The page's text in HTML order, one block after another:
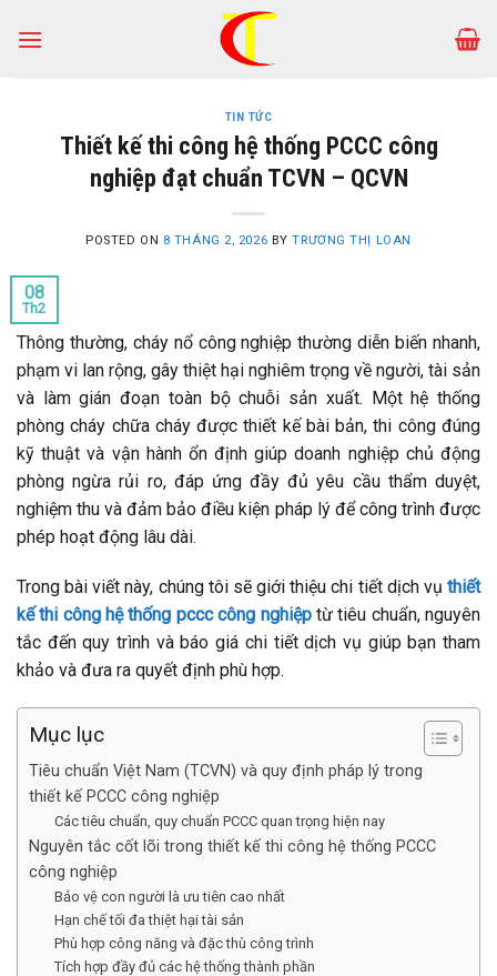
TIN TỨC
Thiết kế thi công hệ thống PCCC công
nghiệp đạt chuẩn TCVN – QCVN
POSTED ON 8 THÁNG 2, 2026 BYTRƯƠNG THỊ LOAN
08
Th2
Thông thường, cháy nổ công nghiệp thường diễn biến nhanh,
phạm vi lan rộng, gây thiệt hại nghiêm trọng về người, tài sản
và làm gián đoạn toàn bộ chuỗi sản xuất. Một hệ thống
phòng cháy chữa cháy được thiết kế bài bản, thi công đúng
kỹ thuật và vận hành ổn định giúp doanh nghiệp chủ động
phòng ngừa rủi ro, đáp ứng đầy đủ yêu cầu thẩm duyệt,
nghiệm thu và đảm bảo điều kiện pháp lý để công trình được
phép hoạt động lâu dài.
Trong bài viết này, chúng tôi sẽ giới thiệu chi tiết dịch vụ thiết
kế thi công hệ thống pccc công nghiệptừ tiêu chuẩn, nguyên
tắc đến quy trình và báo giá chi tiết dịch vụ giúp bạn tham
khảo và đưa ra quyết định phù hợp.
Mục lục
Tiêu chuẩn Việt Nam (TCVN) và quy định pháp lý trong
thiết kế PCCC công nghiệp
Các tiêu chuẩn, quy chuẩn PCCC quan trọng hiện nay
Nguyên tắc cốt lõi trong thiết kế thi công hệ thống PCCC
công nghiệp
Bảo vệ con người là ưu tiên cao nhất
Hạn chế tối đa thiệt hại tài sản
Phù hợp công năng và đặc thù công trình
Tích hợp đầy đủ các hệ thống thành phần